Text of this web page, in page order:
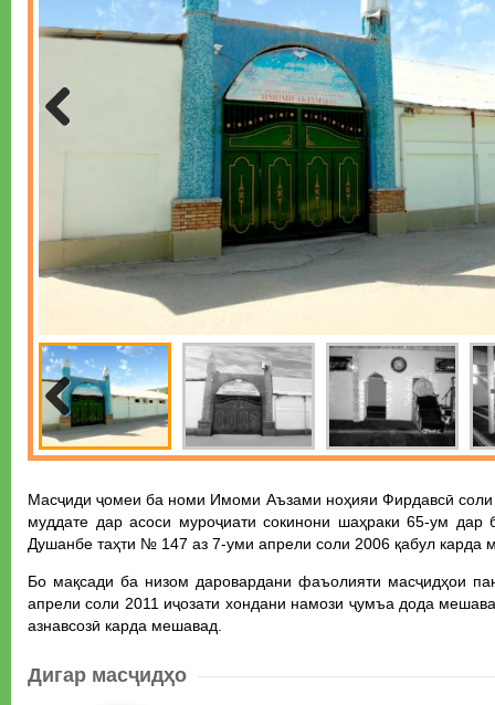
Previous
Масҷиди ҷомеи ба номи Имоми Аъзами ноҳияи Фирдавсӣ
муддате дар асоси муроҷиати сокинони шаҳраки 65-ум
Душанбе таҳти № 147 аз 7-уми апрели соли 2006 қабул
Бо мақсади ба низом даровардани фаъолияти масҷидҳои
апрели соли 2011 иҷозати хондани намози ҷумъа дода
азнавсозӣ карда мешавад.
Дигар масҷидҳо